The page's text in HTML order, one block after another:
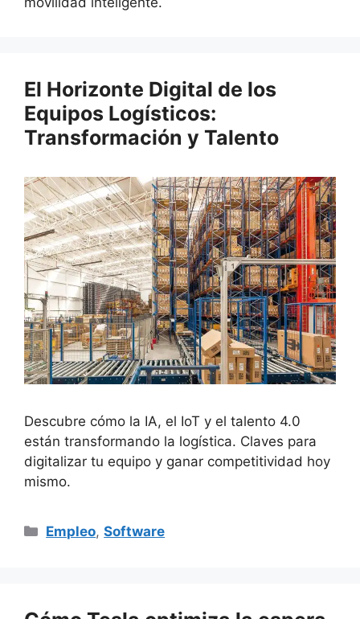
El Horizonte Digital de los
Equipos Logísticos:
Transformación y Talento
Descubre cómo la IA, el IoT y el talento 4.0
están transformando la logística. Claves para
digitalizar tu equipo y ganar competitividad hoy
mismo.
Categorías
Empleo,Software